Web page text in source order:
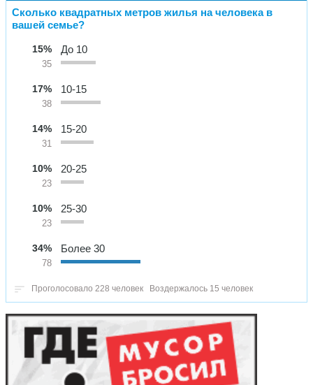
Сколько квадратных метров жилья на человека в
вашей семье?
15%
35
До 10
17%
38
10-15
14%
31
15-20
10%
23
20-25
10%
23
25-30
34%
78
Более 30
Проголосовало 228 человек Воздержалось 15 человек